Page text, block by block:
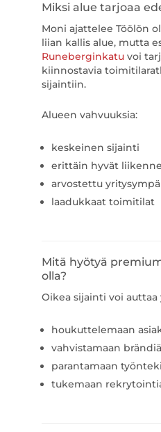
Miksi alue tarjoaa
Moni ajattelee Töölön
liian kallis alue, mutta
Runeberginkatuvoi
kiinnostavia
sijaintiin.
Alueen vahvuuksia:
keskeinen sijainti
erittäin hyvät
arvostettu
laadukkaat toimitilat
Mitä hyötyä
olla?
Oikea sijainti voi auttaa
houkuttelemaan
vahvistamaan brändiä
parantamaan
tukemaan